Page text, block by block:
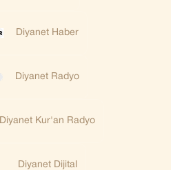
Diyanet Haber
Diyanet Radyo
Diyanet Kur'an Radyo
Diyanet Dijital